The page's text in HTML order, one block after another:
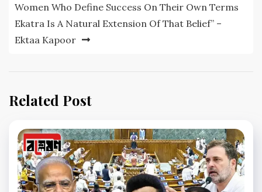
Women Who Define Success On Their Own Terms
Ekatra Is A Natural Extension Of That Belief” –
Ektaa Kapoor
Related Post